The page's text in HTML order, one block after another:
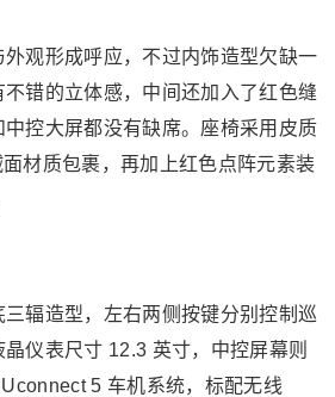
观形成呼应，不过内饰造型欠缺一
错的立体感，中间还加入了红色缝
控大屏都没有缺席。座椅采用皮质
材质包裹，再加上红色点阵元素装
辐造型，左右两侧按键分别控制巡
仪表尺寸 12.3 英寸，中控屏幕则
5 车机系统，标配无线